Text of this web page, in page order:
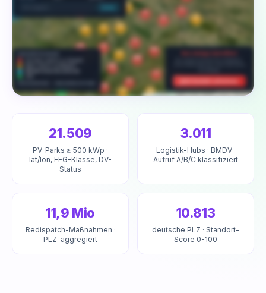
Vollzugriff ist für Kunden reserviert.
Premium-Funktionen: Standort-Score 0-100 pro
Erstanalyse anlagenscharf in einem Bericht.
Vollzugriff anfragen →
21.509
PV-Parks ≥ 500 kWp ·
lat/lon, EEG-Klasse, DV-
Status
3.011
Logistik-Hubs · BMDV-
Aufruf A/B/C klassifiziert
11,9 Mio
Redispatch-Maßnahmen ·
PLZ-aggregiert
10.813
deutsche PLZ · Standort-
Score 0-100